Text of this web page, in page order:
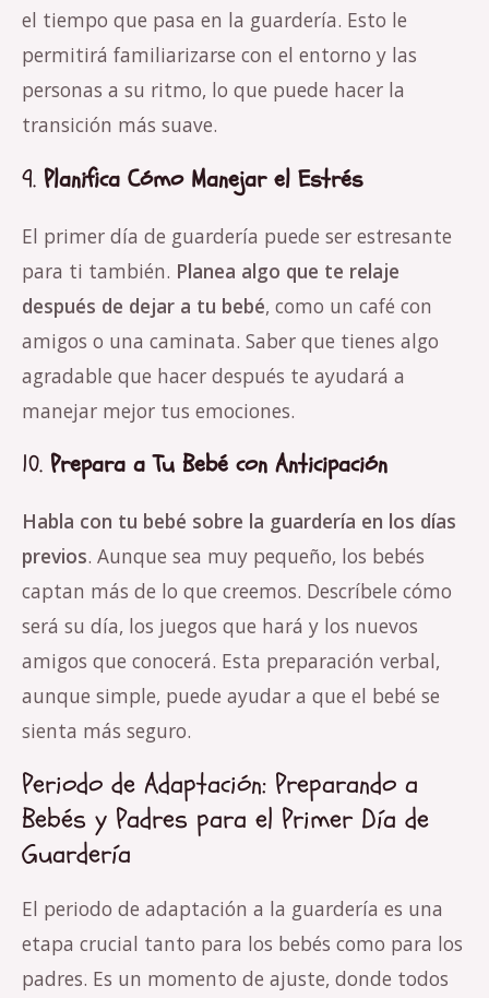
el tiempo que pasa en la guardería. Esto le
permitirá familiarizarse con el entorno y las
personas a su ritmo, lo que puede hacer la
transición más suave.
9. Planifica Cómo Manejar el Estrés
El primer día de guardería puede ser estresante
para ti también. Planea algo que te relaje
después de dejar a tu bebé, como un café con
amigos o una caminata. Saber que tienes algo
agradable que hacer después te ayudará a
manejar mejor tus emociones.
10. Prepara a Tu Bebé con Anticipación
Habla con tu bebé sobre la guardería en los días
previos. Aunque sea muy pequeño, los bebés
captan más de lo que creemos. Descríbele cómo
será su día, los juegos que hará y los nuevos
amigos que conocerá. Esta preparación verbal,
aunque simple, puede ayudar a que el bebé se
sienta más seguro.
Periodo de Adaptación: Preparando a
Bebés y Padres para el Primer Día de
Guardería
El periodo de adaptación a la guardería es una
etapa crucial tanto para los bebés como para los
padres. Es un momento de ajuste, donde todos